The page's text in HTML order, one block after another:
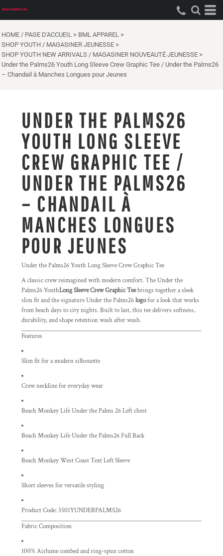
HOME / PAGE D'ACCUEIL > BML APPAREL >
SHOP YOUTH / MAGASINER JEUNESSE >
SHOP YOUTH NEW ARRIVALS / MAGASINER NOUVEAUTÉ JEUNESSE >
Under the Palms26 Youth Long Sleeve Crew Graphic Tee / Under the Palms26
– Chandail à Manches Longues pour Jeunes
UNDER THE PALMS26
YOUTH LONG SLEEVE
CREW GRAPHIC TEE /
UNDER THE PALMS26
– CHANDAIL À
MANCHES LONGUES
POUR JEUNES
Under the Palms26 Youth Long Sleeve Crew Graphic Tee
A classic crew reimagined with modern comfort. The Under the
Palms26 YouthLong Sleeve Crew Graphic Teebrings together a sleek
slim fit and the signature Under the Palms26logofor a look that works
from beach days to city nights. Built to last, this tee delivers softness,
durability, and shape retention wash after wash.
Features
Slim fit for a modern silhouette
Crew neckline for everyday wear
Beach Monkey Life Under the Palms 26 Left chest
Beach Monkey Life Under the Palms26 Full Back
Beach Monkey West Coast Text Left Sleeve
Short sleeves for versatile styling
Product Code: 3501YUNDERPALMS26
Fabric Composition
100% Airlume combed and ring-spun cotton